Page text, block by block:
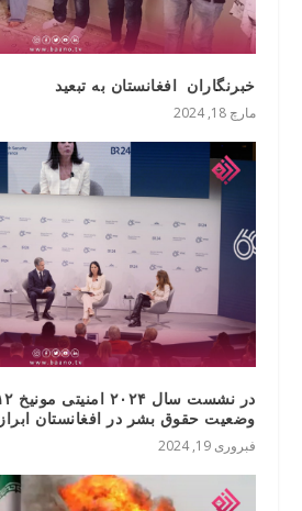
خبرنگاران افغانستان به تبعید
مارچ 18, 2024
وضعیت حقوق بشر در افغانستان
فبروری 19, 2024